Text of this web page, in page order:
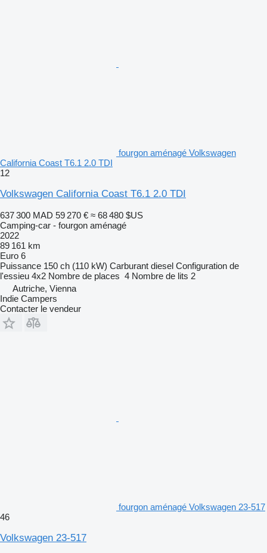
fourgon aménagé Volkswagen
California Coast T6.1 2.0 TDI
12
Volkswagen California Coast T6.1 2.0 TDI
637 300 MAD 59 270 € ≈ 68 480 $US
Camping-car - fourgon aménagé
2022
89 161 km
Euro 6
Puissance 150 ch (110 kW) Carburant diesel Configuration de
l'essieu 4x2 Nombre de places 4 Nombre de lits 2
Autriche, Vienna
Indie Campers
Contacter le vendeur
fourgon aménagé Volkswagen 23-517
46
Volkswagen 23-517